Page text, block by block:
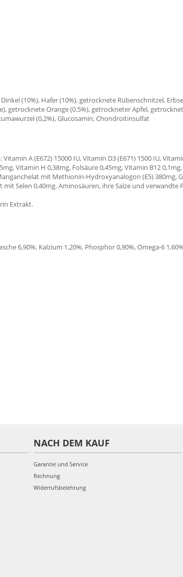
(10%), Hafer (10%), getrocknete Rübenschnitzel,
getrocknete Orange (0.5%), getrockneter Apfel,
(0,2%), Glucosamin, Chondroitinsulfat
A (E672) 15000 IU, Vitamin D3 (E671) 1500 IU,
Vitamin H 0,38mg, Folsäure 0,45mg, Vitamin B12
mit Methionin-Hydroxyanalogon (E5) 380mg,
Selen 0,40mg. Aminosäuren, ihre Salze und verwandte
Extrakt.
6,90%, Kalzium 1,20%, Phosphor 0,90%, Omega-6
NACH DEM KAUF
Garantie und Service
Rechnung
Widerrufsbelehrung